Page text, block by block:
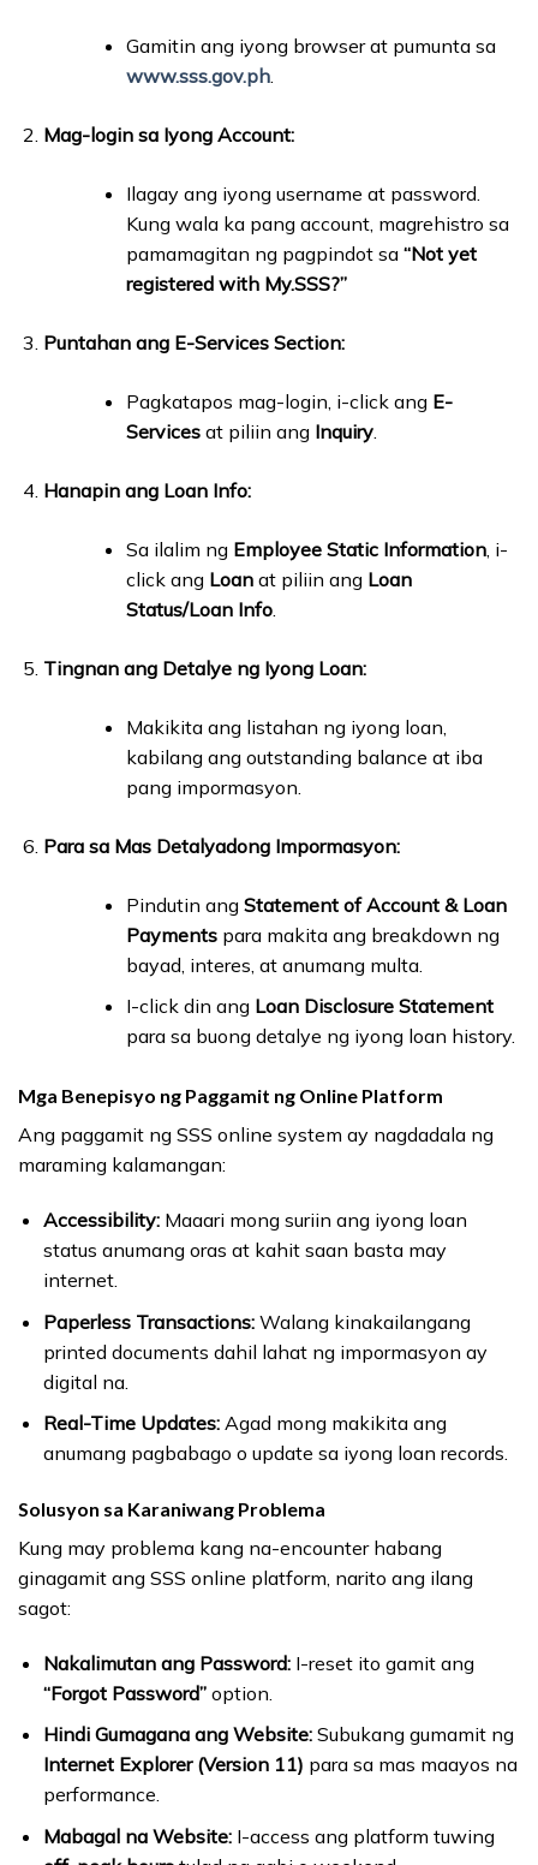
Gamitin ang iyong browser at pumunta sa
www.sss.gov.ph.
Mag-login sa Iyong Account:
Ilagay ang iyong username at password.
Kung wala ka pang account, magrehistro sa
pamamagitan ng pagpindot sa “Not yet
registered with My.SSS?”
Puntahan ang E-Services Section:
Pagkatapos mag-login, i-click ang E-
Servicesat piliin ang Inquiry.
Hanapin ang Loan Info:
Sa ilalim ng Employee Static Information, i-
click ang Loanat piliin ang Loan
Status/Loan Info.
Tingnan ang Detalye ng Iyong Loan:
Makikita ang listahan ng iyong loan,
kabilang ang outstanding balance at iba
pang impormasyon.
Para sa Mas Detalyadong Impormasyon:
Pindutin ang Statement of Account & Loan
Paymentspara makita ang breakdown ng
bayad, interes, at anumang multa.
I-click din ang Loan Disclosure Statement
para sa buong detalye ng iyong loan history.
Mga Benepisyo ng Paggamit ng Online Platform
Ang paggamit ng SSS online system ay nagdadala ng
maraming kalamangan:
Accessibility:Maaari mong suriin ang iyong loan
status anumang oras at kahit saan basta may
internet.
Paperless Transactions:Walang kinakailangang
printed documents dahil lahat ng impormasyon ay
digital na.
Real-Time Updates:Agad mong makikita ang
anumang pagbabago o update sa iyong loan records.
Solusyon sa Karaniwang Problema
Kung may problema kang na-encounter habang
ginagamit ang SSS online platform, narito ang ilang
sagot:
Nakalimutan ang Password:I-reset ito gamit ang
“Forgot Password”option.
Hindi Gumagana ang Website:Subukang gumamit ng
Internet Explorer (Version 11) para sa mas maayos na
performance.
Mabagal na Website:I-access ang platform tuwing